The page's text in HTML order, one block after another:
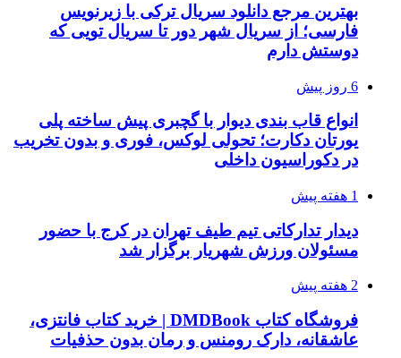
بهترین مرجع دانلود سریال ترکی با زیرنویس
فارسی؛ از سریال شهر دور تا سریال تویی که
دوستش دارم
6 روز پیش
انواع قاب بندی دیوار با گچبری پیش ساخته پلی
یورتان دکارت؛ تحولی لوکس، فوری و بدون تخریب
در دکوراسیون داخلی
1 هفته پیش
دیدار تدارکاتی تیم طیف تهران در کرج با حضور
مسئولان ورزش شهریار برگزار شد
2 هفته پیش
فروشگاه کتاب DMDBook | خرید کتاب فانتزی،
عاشقانه، دارک رومنس و رمان بدون حذفیات